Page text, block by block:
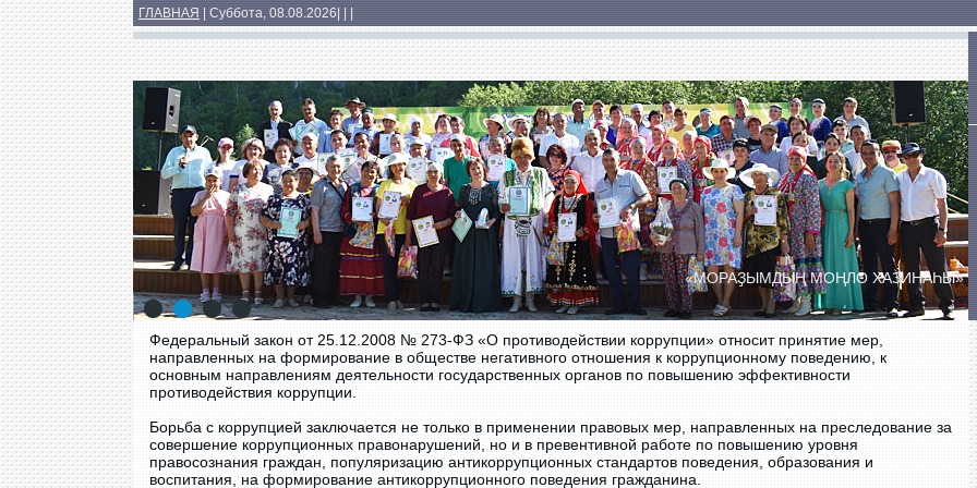
ГЛАВНАЯ | Суббота, 08.08.2026
Медиатека
«МОРАҘЫМДЫҢ МОҢЛО ХАЗИНАҺЫ»
«БӘЙЕМБӘТ УЙЫНДАРЫ»
ПРАЗДНИК ДУХОВОЙ МУЗЫКИ
1 2 3
4
Федеральный закон от 25.12.2008 № 273-ФЗ «О противодействии коррупции» относит принятие мер,
направленных на формирование в обществе негативного отношения к коррупционному поведению, к
основным направлениям деятельности государственных органов по повышению эффективности
противодействия коррупции.
Борьба с коррупцией заключается не только в применении правовых мер, направленных на преследование за
совершение коррупционных правонарушений, но и в превентивной работе по повышению уровня
правосознания граждан, популяризацию антикоррупционных стандартов поведения, образования и
воспитания, на формирование антикоррупционного поведения гражданина.